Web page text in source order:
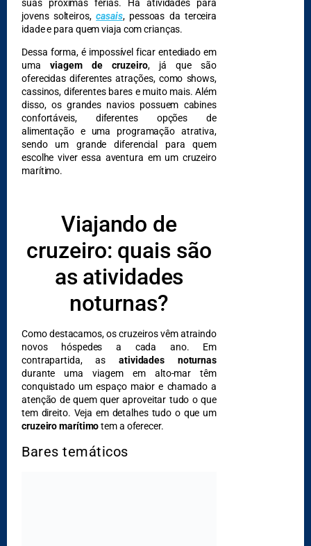
suas próximas férias. Há atividades para
jovens solteiros,casais, pessoas da terceira
idade e para quem viaja com crianças.
Dessa forma, é impossível ficar entediado em
umaviagem de cruzeiro, já que são
oferecidas diferentes atrações, como shows,
cassinos, diferentes bares e muito mais. Além
disso, os grandes navios possuem cabines
confortáveis, diferentes opções de
alimentação e uma programação atrativa,
sendo um grande diferencial para quem
escolhe viver essa aventura em um cruzeiro
marítimo.
Viajando de
cruzeiro: quais são
as atividades
noturnas?
Como destacamos, os cruzeiros vêm atraindo
novos hóspedes a cada ano. Em
contrapartida, as atividades noturnas
durante uma viagem em alto-mar têm
conquistado um espaço maior e chamado a
atenção de quem quer aproveitar tudo o que
tem direito. Veja em detalhes tudo o que um
cruzeiro marítimotem a oferecer.
Bares temáticos